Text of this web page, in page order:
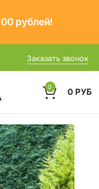
рублей!
Заказать звонок
0 0 РУБ